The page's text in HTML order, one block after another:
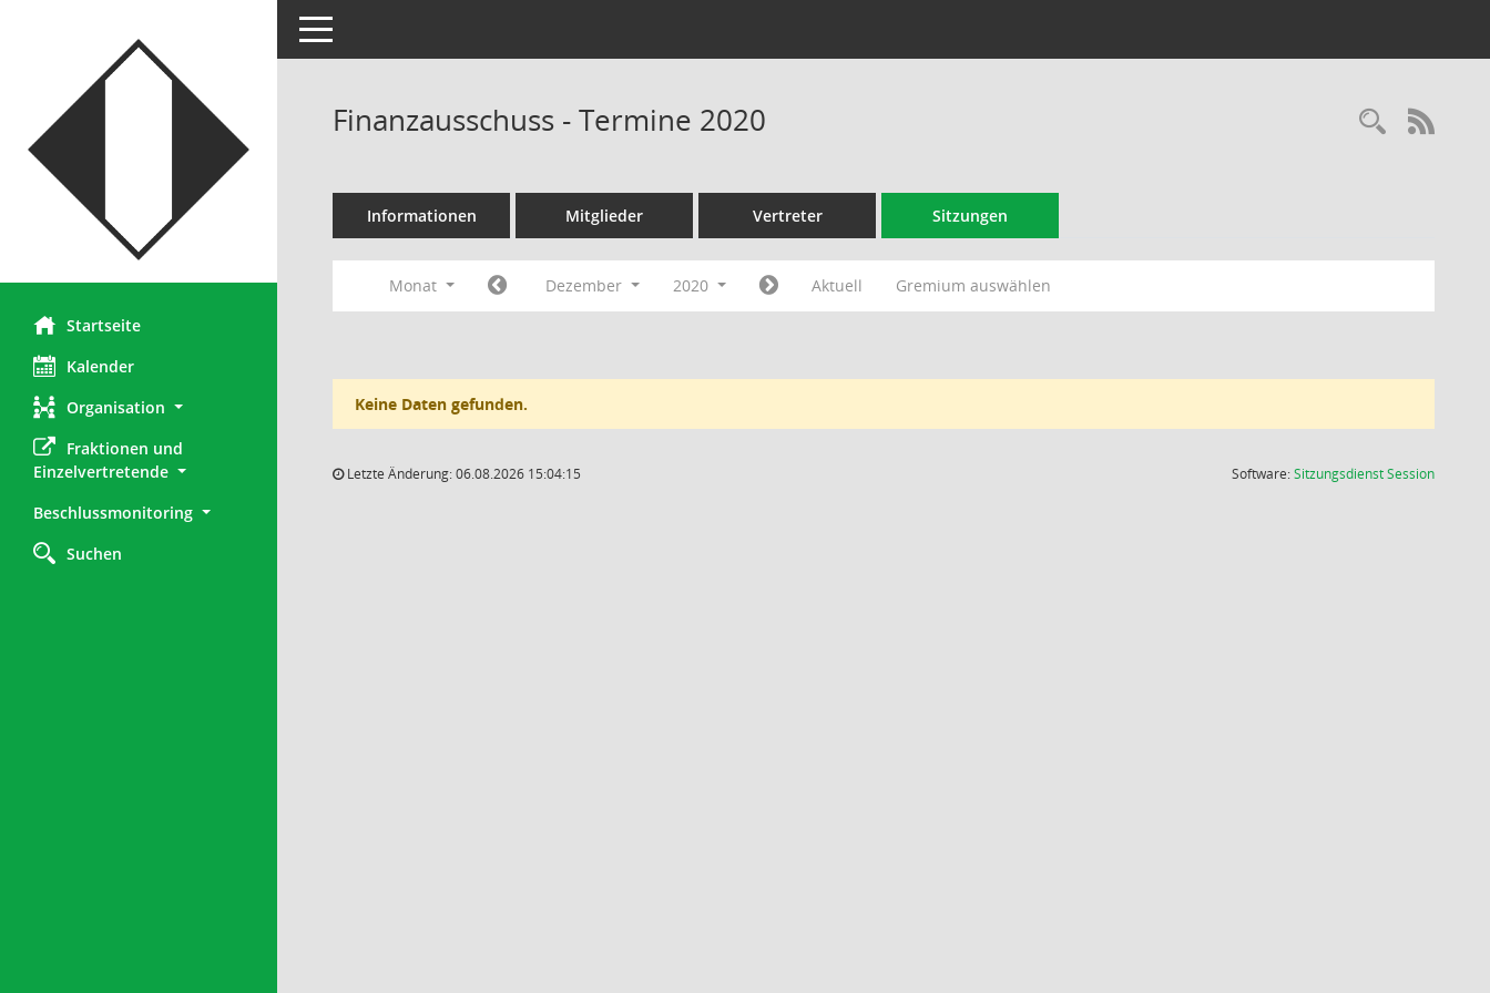
Startseite
Kalender
Organisation
Fraktionen und
Einzelvertretende
Beschlussmonitoring
Suchen
Toggle navigation
Finanzausschuss - Termine 2020
Informationen Mitglieder Vertreter Sitzungen
Monat Dezember 2020 Aktuell Gremium auswählen
Keine Daten gefunden.
Letzte Änderung: 06.08.2026 15:04:15 Software:SitzungsdienstSession(Wird in